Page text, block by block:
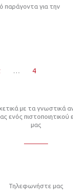
παράγοντα για την
… 4
με τα γνωστικά
ενός πιστοποιητικού
μας
Τηλεφωνήστε μας